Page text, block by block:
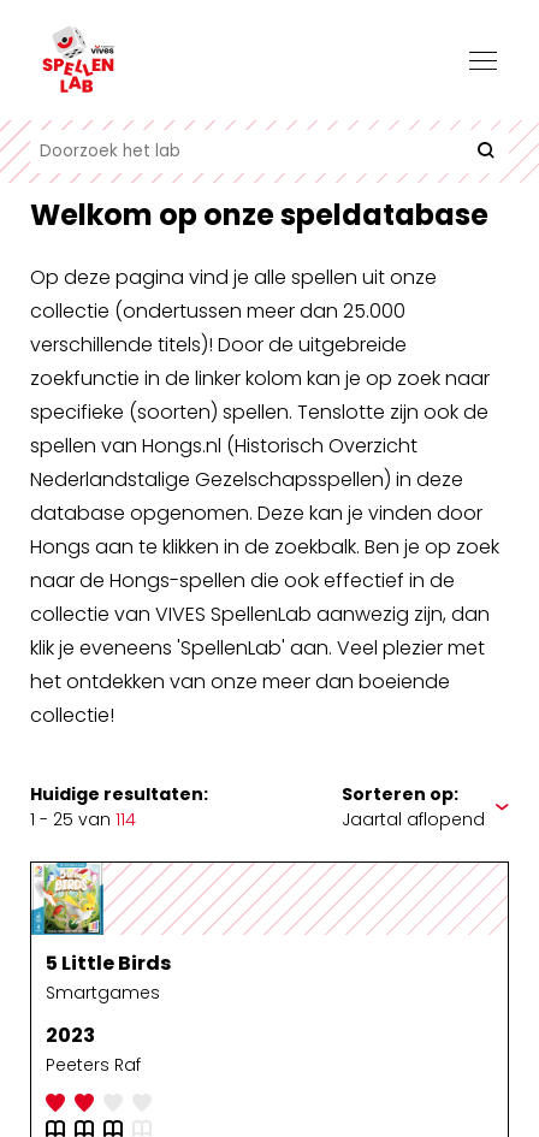
Welkom op onze speldatabase
Op deze pagina vind je alle spellen uit onze
collectie (ondertussen meer dan 25.000
verschillende titels)! Door de uitgebreide
zoekfunctie in de linker kolom kan je op zoek naar
specifieke (soorten) spellen. Tenslotte zijn ook de
spellen van Hongs.nl (Historisch Overzicht
Nederlandstalige Gezelschapsspellen) in deze
database opgenomen. Deze kan je vinden door
Hongs aan te klikken in de zoekbalk. Ben je op zoek
naar de Hongs-spellen die ook effectief in de
collectie van VIVES SpellenLab aanwezig zijn, dan
klik je eveneens 'SpellenLab' aan. Veel plezier met
het ontdekken van onze meer dan boeiende
collectie!
Huidige resultaten:
1 - 25 van 114
Sorteren op:
5 Little Birds
Smartgames
2023
Peeters Raf